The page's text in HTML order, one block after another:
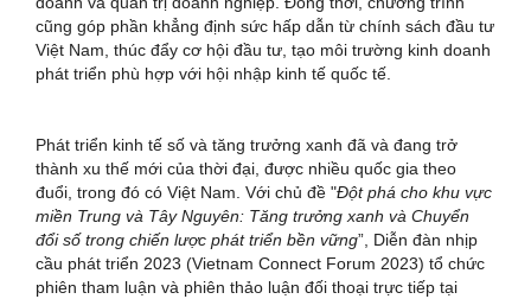
cũng góp phần khẳng định sức hấp dẫn từ chính sách đầu tư
Việt Nam, thúc đẩy cơ hội đầu tư, tạo môi trường kinh doanh
phát triển phù hợp với hội nhập kinh tế quốc tế.
Phát triển kinh tế số và tăng trưởng xanh đã và đang trở
thành xu thế mới của thời đại, được nhiều quốc gia theo
đuổi, trong đó có Việt Nam. Với chủ đề "Đột phá cho khu vực
miền Trung và Tây Nguyên: Tăng trưởng xanh và Chuyển
đổi số trong chiến lược phát triển bền vững”, Diễn đàn nhịp
cầu phát triển 2023 (Vietnam Connect Forum 2023) tổ chức
phiên tham luận và phiên thảo luận đối thoại trực tiếp tại